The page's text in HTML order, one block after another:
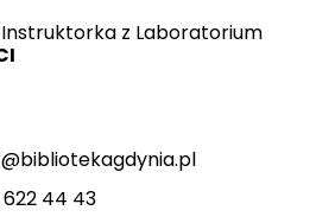
z Laboratorium
44 43